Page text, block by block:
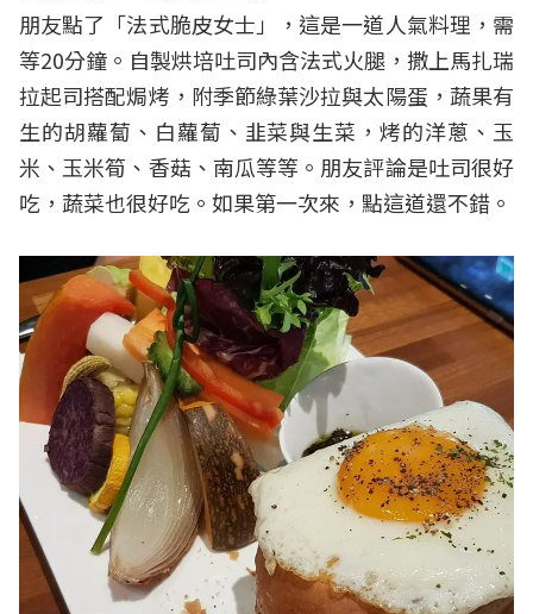
朋友點了「法式脆皮女士」，這是一道人氣料理，需
等20分鐘。自製烘培吐司內含法式火腿，撒上馬扎瑞
拉起司搭配焗烤，附季節綠葉沙拉與太陽蛋，蔬果有
生的胡蘿蔔、白蘿蔔、韭菜與生菜，烤的洋蔥、玉
米、玉米筍、香菇、南瓜等等。朋友評論是吐司很好
吃，蔬菜也很好吃。如果第一次來，點這道還不錯。